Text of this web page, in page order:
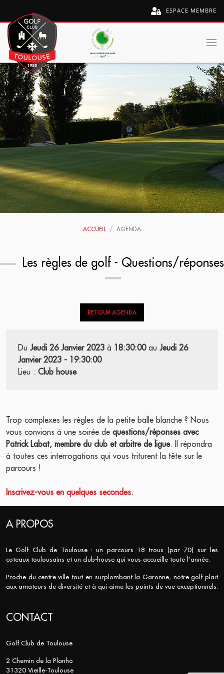
ESPACE MEMBRE
ACCUEIL AGENDA
Les règles de golf - Questions/réponses
RETOUR AGENDA
Du Jeudi 26 Janvier 2023 à 18:30:00au Jeudi 26
Janvier 2023 - 19:30:00
Lieu : Club house
Trop complexes les règles de la petite balle blanche ? Nous
vous convions à une soirée de questions/réponses avec
Patrick Labat, membre du club et arbitre de ligue. Il répondra
à toutes ces interrogations qui vous triturent la tête sur le
parcours !
Inscrivez-vous en quelques secondes.
A PROPOS
Le Golf Club de Toulouse : un parcours 18 trous (par 70) sur les
coteaux toulousains et un club-house qui vous accueille toute l’année.
Proche du centre-ville tout en surplombant la Garonne, notre golf plait
aux amateurs de diversité et à qui aime les points de vue exceptionnels.
CONTACT
Golf Club de Toulouse
2 Chemin de la Planho
31320 Vieille-Toulouse